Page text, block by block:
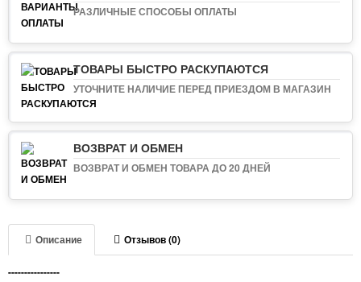
РАЗЛИЧНЫЕ СПОСОБЫ ОПЛАТЫ
ТОВАРЫ БЫСТРО РАСКУПАЮТСЯ
УТОЧНИТЕ НАЛИЧИЕ ПЕРЕД ПРИЕЗДОМ В МАГАЗИН
ВОЗВРАТ И ОБМЕН
ВОЗВРАТ И ОБМЕН ТОВАРА ДО 20 ДНЕЙ
Описание Отзывов (0)
----------------